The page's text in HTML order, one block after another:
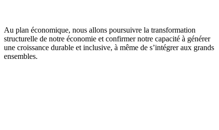
Au plan économique, nous allons poursuivre la transformation
structurelle de notre économie et confirmer notre capacité à générer
une croissance durable et inclusive, à même de s’intégrer aux grands
ensembles.